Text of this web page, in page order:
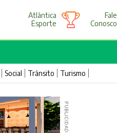
Atlântica
Esporte
Fale
Conosco
Social Trânsito Turismo